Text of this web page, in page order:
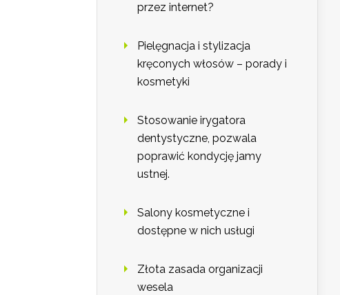
przez internet?
Pielęgnacja i stylizacja
kręconych włosów – porady i
kosmetyki
Stosowanie irygatora
dentystyczne, pozwala
poprawić kondycję jamy
ustnej.
Salony kosmetyczne i
dostępne w nich usługi
Złota zasada organizacji
wesela